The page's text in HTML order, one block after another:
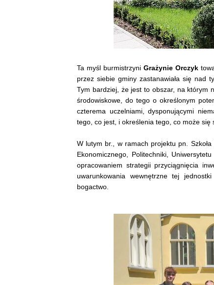
Ta myśl burmistrzyni Grażynie Orczyk
przez siebie gminy zastanawiała się nad
Tym bardziej, że jest to obszar, na którym
środowiskowe, do tego o określonym
czterema uczelniami, dysponującymi
tego, co jest, i określenia tego, co może się
W lutym br., w ramach projektu pn.
Ekonomicznego, Politechniki,
opracowaniem strategii przyciągnięcia
uwarunkowania wewnętrzne tej
bogactwo.